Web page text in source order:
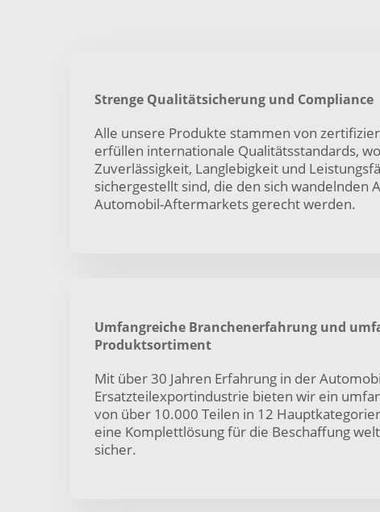
Strenge Qualitätsicherung und Compliance
Alle unsere Produkte stammen von
erfüllen internationale Qualitätsstandards,
Zuverlässigkeit, Langlebigkeit und
sichergestellt sind, die den sich wandelnden
Automobil-Aftermarkets gerecht werden.
Umfangreiche Branchenerfahrung und
Produktsortiment
Mit über 30 Jahren Erfahrung in der
Ersatzteilexportindustrie bieten wir ein
von über 10.000 Teilen in 12
eine Komplettlösung für die Beschaffung
sicher.